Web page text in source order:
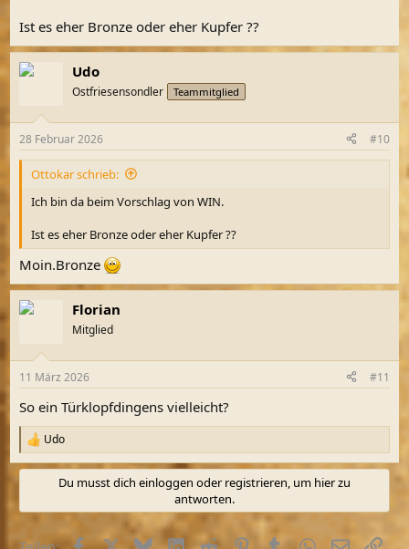
Ist es eher Bronze oder eher Kupfer ??
Udo
Ostfriesensondler Teammitglied
28 Februar 2026 #10
Ottokar schrieb:
Ich bin da beim Vorschlag von WIN.
Ist es eher Bronze oder eher Kupfer ??
Moin.Bronze
Florian
Mitglied
11 März 2026 #11
So ein Türklopfdingens vielleicht?
R
e
a
i
Udo
Du musst dich einloggen oder registrieren, um hier zu
antworten.
FacebookX (Twitter)
BlueskyLinkedInReddit PinterestTumblrWhatsApp
E-MailLink